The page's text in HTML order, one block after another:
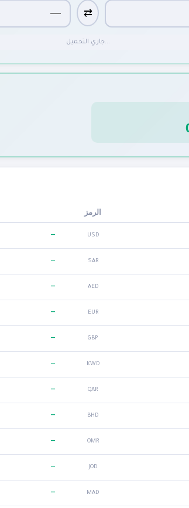
⇄
جاري التحميل...
الرمز
USD
—
SAR
—
AED
—
EUR
—
GBP
—
KWD
—
QAR
—
BHD
—
OMR
—
JOD
—
MAD
—